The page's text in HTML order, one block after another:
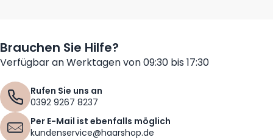
Brauchen Sie Hilfe?
Verfügbar an Werktagen von 09:30 bis 17:30
Rufen Sie uns an
0392 9267 8237
Per E-Mail ist ebenfalls möglich
kundenservice@haarshop.de